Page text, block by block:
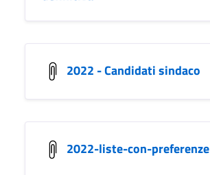
2022 - Candidati sindaco
2022-liste-con-preferenze